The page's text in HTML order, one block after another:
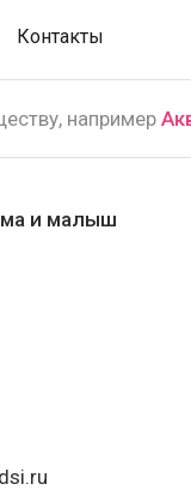
Контакты
например
и малыш